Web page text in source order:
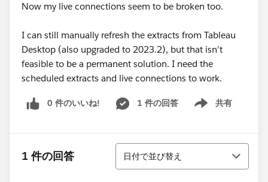
Now my live connections seem to be broken too.
I can still manually refresh the extracts from Tableau
Desktop (also upgraded to 2023.2), but that isn't
feasible to be a permanent solution. I need the
scheduled extracts and live connections to work.
0 件のいいね! 1 件の回答 共有
Show menu
1 件の回答
並び替え
日付で並び替え